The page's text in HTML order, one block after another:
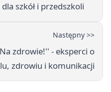
szkół i przedszkoli
Następny >>
zdrowie!'' - eksperci o
zdrowiu i komunikacji